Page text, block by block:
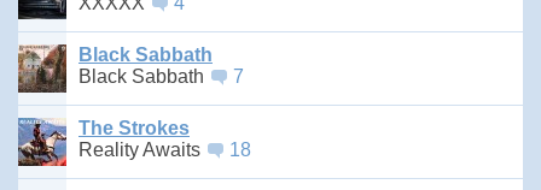
Black Sabbath
Black Sabbath
7
The Strokes
Reality Awaits
18